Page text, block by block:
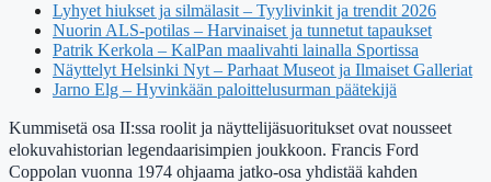
Lyhyet hiukset ja silmälasit – Tyylivinkit ja trendit 2026
Nuorin ALS-potilas – Harvinaiset ja tunnetut tapaukset
Patrik Kerkola – KalPan maalivahti lainalla Sportissa
Näyttelyt Helsinki Nyt – Parhaat Museot ja Ilmaiset Galleriat
Jarno Elg – Hyvinkään paloittelusurman päätekijä
Kummisetä osa II:ssa roolit ja näyttelijäsuoritukset ovat nousseet
elokuvahistorian legendaarisimpien joukkoon. Francis Ford
Coppolan vuonna 1974 ohjaama jatko-osa yhdistää kahden